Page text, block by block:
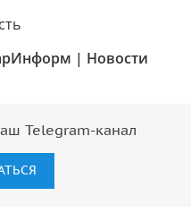
| Новости
Telegram-канал